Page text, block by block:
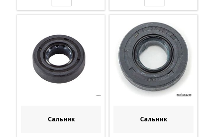
Сальник Сальник